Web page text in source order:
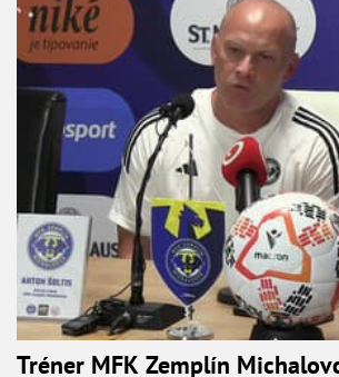
Tréner MFK Zemplín